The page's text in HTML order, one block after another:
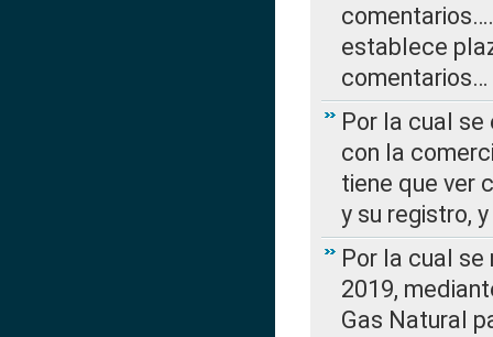
establece
comentarios…
Por la cual
con la
tiene que ver
y su registro,
Por la cual
2019,
Gas Natural